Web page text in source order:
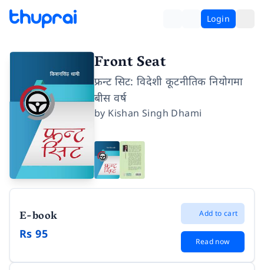
Login
Front Seat
फ्रन्ट सिट: विदेशी कूटनीतिक नियोगमा
बीस वर्ष
by Kishan Singh Dhami
E-book
Rs 95
Add to cart
Read now